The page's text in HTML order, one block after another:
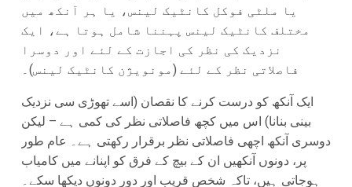
یا ملٹی فوکل کانٹیک لینس، یا ہر آنکھ میں
مختلف کانٹیک لینس پہننا شامل ہوتا ہے، ایک
نزدیک کی نظر کی اجازت کے لئے اور دوسرا
فاصلاتی نظر کے لئے (مونویژن کانٹیک لینس)۔
ایک آنکھ کو درست کرنے کا نقصان (اسے تھوڑی سی نزدیک
بینی بنانا) اس میں کچھ فاصلاتی نظر کی کمی ہے – لیکن
دوسری آنکھ اچھی فاصلاتی نظر برقرار رکھتی ہے۔ عام طور
پر، دونوں آنکھیں ان کے بیچ کے فرق کو اپنانے میں کامیاب
ہوجاتی ہیں، تاکہ شخص قریب اور دور دونوں دیکھا سکے۔